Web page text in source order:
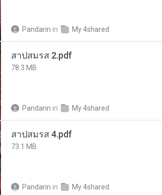
Pandarin in My 4shared
สาปสมรส 2.pdf
78.3 MB
Pandarin in My 4shared
สาปสมรส 4.pdf
73.1 MB
Pandarin in My 4shared